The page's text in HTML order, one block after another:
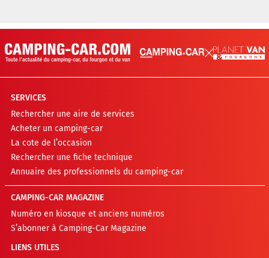
SERVICES
Rechercher une aire de services
Acheter un camping-car
La cote de l’occasion
Rechercher une fiche technique
Annuaire des professionnels du camping-car
CAMPING-CAR MAGAZINE
Numéro en kiosque et anciens numéros
S’abonner à Camping-Car Magazine
LIENS UTILES